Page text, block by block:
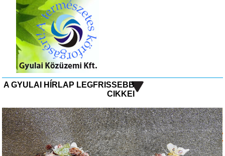
A GYULAI HÍRLAP LEGFRISSEBB
CIKKEI